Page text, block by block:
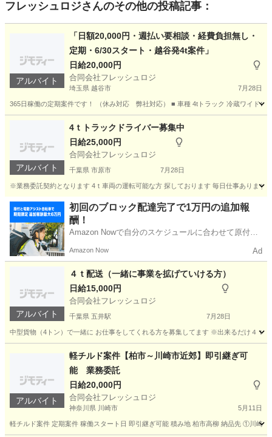
フレッシュロジさんのその他の投稿記事：
アルバイト
「日額20,000円・週払い要相談・経費負担無し・
定期・6/30スタート・越谷発4t案件」
日給20,000円
合同会社フレッシュロジ
埼玉県 越谷市 7月28日
365日稼働の定期案件です！ （休み対応 弊社対応） ■ 車種 4tトラック 冷蔵ワイドロ
ドライバー 運賃
アルバイト
4ｔトラックドライバー募集中
日給25,000円
合同会社フレッシュロジ
千葉県 市原市 7月28日
※業務委託契約となります 4ｔ車両の運転可能な方 探しております 毎日仕事ありま
ドライバー 業務委託契約
初回のブロック配達完了で1万円の追加報
酬！
Amazon Nowで自分のスケジュールに合わせて原付や
う！
Amazon Now Ad
アルバイト
４ｔ配送（一緒に事業を拡げていける方）
日給15,000円
合同会社フレッシュロジ
千葉県 五井駅 7月28日
中型貨物（4トン）で一緒に お仕事をしてくれる方を募集してます ※出来るだけ４ｔ
五井駅 ドライバー 埼玉 戸田市
スポット
アルバイト
軽チルド案件【柏市～川崎市近郊】即引継ぎ可
能 業務委託
日給20,000円
合同会社フレッシュロジ
神奈川県 川崎市 5月11日
軽チルド案件 定期案件 稼働スタート日 即引継ぎ可能 積み地 柏市高柳 納品先 ①川崎